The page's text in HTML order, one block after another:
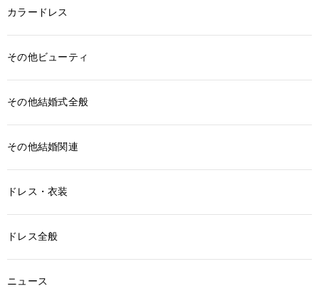
カラードレス
その他ビューティ
その他結婚式全般
その他結婚関連
ドレス・衣装
ドレス全般
ニュース